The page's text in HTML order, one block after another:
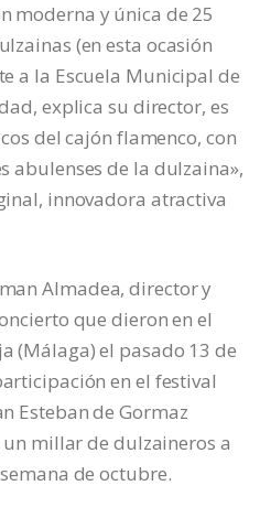
moderna y única de 25
(en esta ocasión
a la Escuela Municipal de
explica su director, es
del cajón flamenco, con
abulenses de la dulzaina»,
innovadora atractiva
Almadea, director y
que dieron en el
(Málaga) el pasado 13 de
en el festival
Esteban de Gormaz
millar de dulzaineros a
de octubre.